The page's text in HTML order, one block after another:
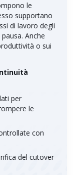
le
supportano
di lavoro degli
Anche
o sui
per
le
con
del cutover